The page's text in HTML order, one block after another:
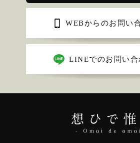
WEBからのお問い
LINEでのお問い合